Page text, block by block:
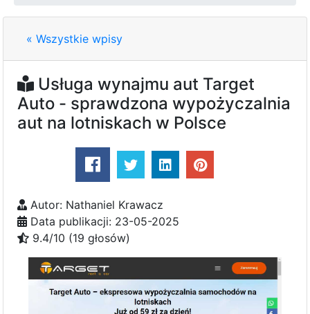
« Wszystkie wpisy
Usługa wynajmu aut Target
Auto - sprawdzona wypożyczalnia
aut na lotniskach w Polsce
Autor: Nathaniel Krawacz
Data publikacji: 23-05-2025
9.4/10 (19 głosów)